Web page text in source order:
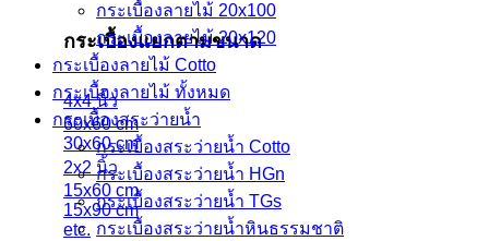
กระเบื้องแยกตามขนาด
4x4 นิ้ว
60x60 cm
30x60 cm
2x2 นิ้ว
15x60 cm
15x90 cm
etc.
กระเบื้องลายไม้ 20x100
กระเบื้องลายไม้ 20x120
กระเบื้องลายไม้ Cotto
กระเบื้องลายไม้ ทั้งหมด
กระเบื้องสระว่ายน้ำ
กระเบื้องสระว่ายน้ำ Cotto
กระเบื้องสระว่ายน้ำ HGn
กระเบื้องสระว่ายน้ำ TGs
กระเบื้องสระว่ายน้ำหินธรรมชาติ